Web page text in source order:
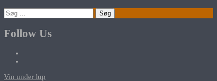
Søg
efter:
Follow Us
Vin under lup